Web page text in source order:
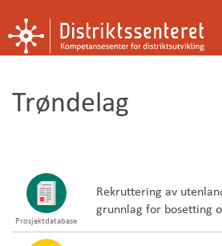
Metoder og verktøy
Kontakt oss
Om oss
Trøndelag
Prosjektdatabase
Rekruttering av
grunnlag for bosetting